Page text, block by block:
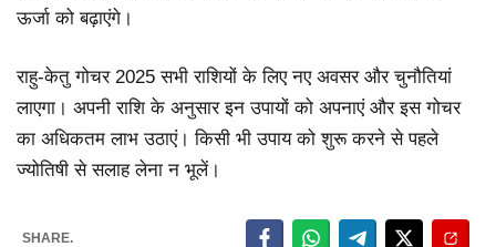
ऊर्जा को बढ़ाएंगे।
राहु-केतु गोचर 2025 सभी राशियों के लिए नए अवसर और चुनौतियां
लाएगा। अपनी राशि के अनुसार इन उपायों को अपनाएं और इस गोचर
का अधिकतम लाभ उठाएं। किसी भी उपाय को शुरू करने से पहले
ज्योतिषी से सलाह लेना न भूलें।
SHARE.